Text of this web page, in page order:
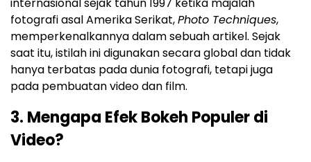
internasional sejak tahun 1997 ketika majalah
fotografi asal Amerika Serikat,Photo Techniques,
memperkenalkannya dalam sebuah artikel. Sejak
saat itu, istilah ini digunakan secara global dan tidak
hanya terbatas pada dunia fotografi, tetapi juga
pada pembuatan video dan film.
3. Mengapa Efek Bokeh Populer di
Video?